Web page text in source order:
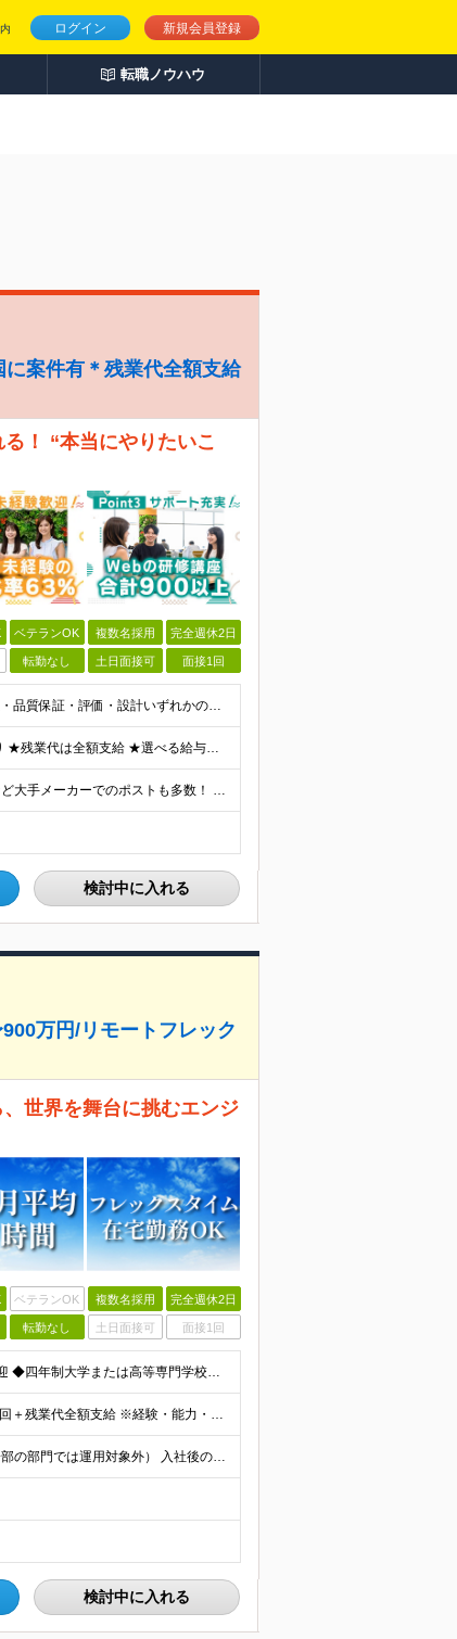
ログイン 新規会員登録
転職ノウハウ
案件有＊残業代全額支給
！ “本当にやりたいこ
ベテランOK 複数名採用 完全週休2日
転勤なし 土日面接可 面接1回
《40・50・60代も活躍中》 ■学歴不問 ■生産技術・生産管理・品質保証・評価・設計いずれかの実務経験をお持ちの方 ▽こんな方にオススメです！▽ 「経験を活かして幅広いプロジェクトに携わりたい」
★通勤＆就業＆地域/住宅＆役職手当あり ★在宅勤務実績あり ★残業代は全額支給 ★選べる給与制度あり！ ■東京・神奈川・千葉・埼玉勤務の場合 月給24.5万円～55万円＋諸手当 （残業代は全額支給）
★リモート実績あり★ トヨタ自動車・パナソニック・東芝など大手メーカーでのポストも多数！ 全国の取引先での就業となります（沖縄を除く） 『地元で働きたい』という希望に、業界トップクラス約7,00
検討中に入れる
万円/リモートフレック
世界を舞台に挑むエンジ
ベテランOK 複数名採用 完全週休2日
転勤なし 土日面接可 面接1回
＊未経験・第二新卒歓迎！ ＊20代〜40代活躍中 ◆未経験歓迎 ◆四年制大学または高等専門学校（専攻科）を卒業・修了された方 ※英語を使った業務に抵抗感がない方 （海外マニュアル読解・メール対応等。
＊想定年収：420万円〜900万円 ◆月給273,000～＋賞与年3回＋残業代全額支給 ※経験・能力・前職給与を考慮の上、当社規定により決定 ※残業代は別途全額支給 ※試用期間3ヶ月あり（給与待遇に
＊在宅勤務制度およびフレックスタイム制勤務制度あり （一部の部門では運用対象外） 入社後の初期配属は、 株式会社JALエンジニアリングへ出向となります 【JALエンジニアリング】 羽田空港：東京都
検討中に入れる